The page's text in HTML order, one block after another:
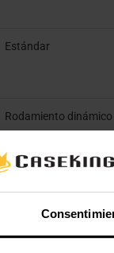
Estándar
Rodamiento
230 rpm